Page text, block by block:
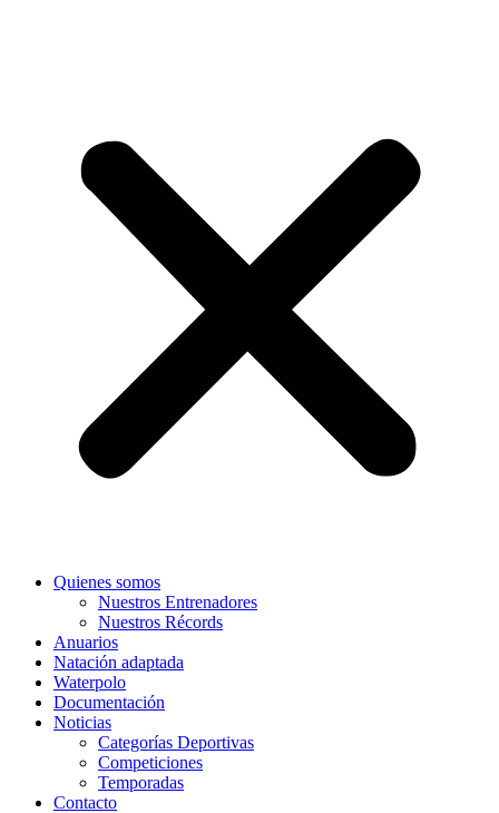
Quienes somos
Nuestros Entrenadores
Nuestros Récords
Anuarios
Natación adaptada
Waterpolo
Documentación
Noticias
Categorías Deportivas
Competiciones
Temporadas
Contacto